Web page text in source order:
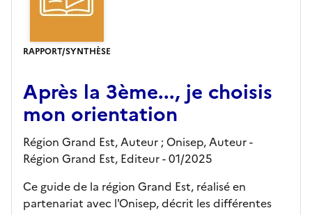
RAPPORT/SYNTHÈSE
Après la 3ème..., je choisis
mon orientation
Région Grand Est, Auteur ; Onisep, Auteur -
Région Grand Est, Editeur- 01/2025
Ce guide de la région Grand Est, réalisé en
partenariat avec l'Onisep, décrit les différentes